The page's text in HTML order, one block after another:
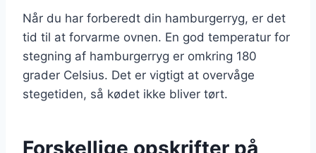
Når du har forberedt din hamburgerryg, er det
tid til at forvarme ovnen. En god temperatur for
stegning af hamburgerryg er omkring 180
grader Celsius. Det er vigtigt at overvåge
stegetiden, så kødet ikke bliver tørt.
Forskellige opskrifter på